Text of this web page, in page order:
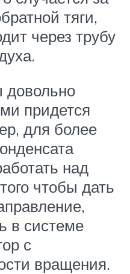
тяги,
через трубу
довольно
придется
для более
над
чтобы дать
в системе
с
вращения.